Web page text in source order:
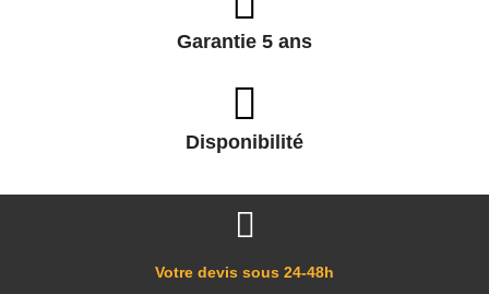
Garantie 5 ans
Disponibilité
Votre devis sous 24-48h